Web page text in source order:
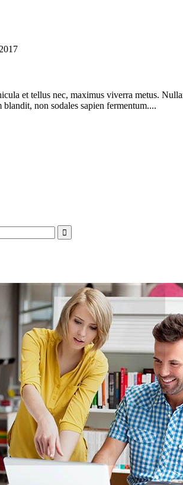
et tellus nec, maximus viverra metus.
non sodales sapien fermentum....